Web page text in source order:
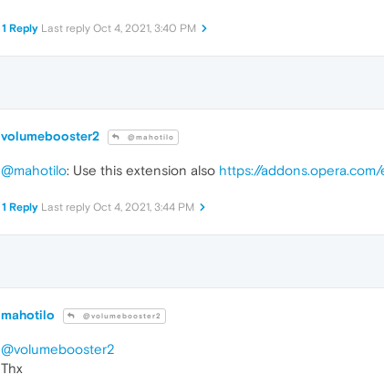
1 Reply Last reply Oct 4, 2021, 3:40 PM
volumebooster2 @mahotilo
@mahotilo: Use this extension also https://
1 Reply Last reply Oct 4, 2021, 3:44 PM
mahotilo @volumebooster2
@volumebooster2
Thx